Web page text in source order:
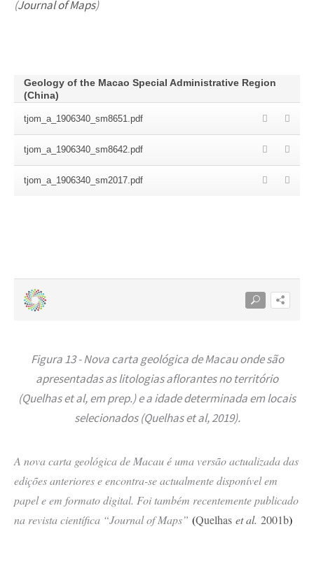
(Journal of Maps)
Figura 13 - Nova carta geológica de Macau onde são
apresentadas as litologias aflorantes no território
(Quelhas et al, em prep.) e a idade determinada em locais
selecionados (Quelhas et al, 2019).
A nova carta geológica de Macau é uma versão actualizada das
edições anteriores e encontra-se actualmente disponível em
papel e em formato digital. Foi também recentemente publicado
na revista científica “Journal of Maps” (Quelhas et al. 2001b)